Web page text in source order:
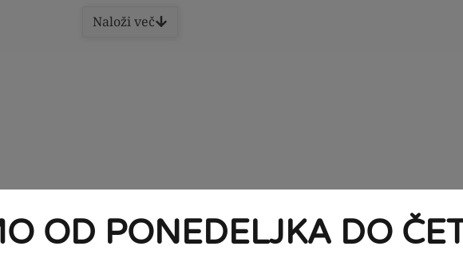
Naloži več
-20% -20%
SEZONSKA PONUDBA!
OD PONEDELJKA DO